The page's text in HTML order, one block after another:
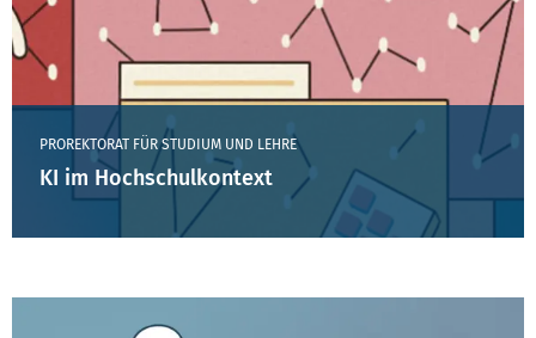
PROREKTORAT FÜR STUDIUM UND LEHRE
KI im Hochschulkontext